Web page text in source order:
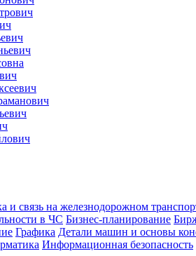
и связь на железнодорожном
в ЧС Бизнес-планирование
Графика Детали машин и основы
Информационная безопасность